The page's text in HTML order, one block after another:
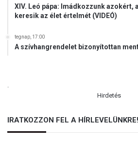
XIV. Leó pápa: Imádkozzunk azokért,
keresik az élet értelmét (VIDEÓ)
tegnap, 17:00
A szívhangrendelet bizonyítottan
.
Hirdetés
IRATKOZZON FEL A HÍRLEVELÜNKRE!